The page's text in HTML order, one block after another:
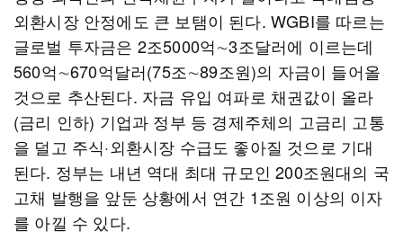
외환시장 안정에도 큰 보탬이 된다. WGBI를 따르는
글로벌 투자금은 2조5000억∼3조달러에 이르는데
560억∼670억달러(75조∼89조원)의 자금이 들어올
것으로 추산된다. 자금 유입 여파로 채권값이 올라
(금리 인하) 기업과 정부 등 경제주체의 고금리 고통
을 덜고 주식·외환시장 수급도 좋아질 것으로 기대
된다. 정부는 내년 역대 최대 규모인 200조원대의 국
고채 발행을 앞둔 상황에서 연간 1조원 이상의 이자
를 아낄 수 있다.